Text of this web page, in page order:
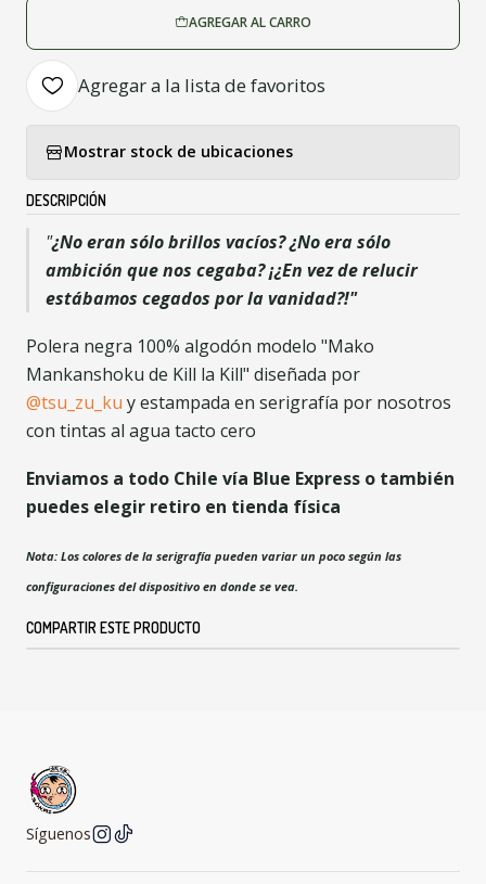
AGREGAR AL CARRO
Agregar a la lista de favoritos
Mostrar stock de ubicaciones
DESCRIPCIÓN
"¿No eran sólo brillos vacíos? ¿No era sólo
ambición que nos cegaba? ¡¿En vez de relucir
estábamos cegados por la vanidad?!"
Polera negra 100% algodón modelo "Mako
Mankanshoku de Kill la Kill" diseñada por
@tsu_zu_ku y estampada en serigrafía por nosotros
con tintas al agua tacto cero
Enviamos a todo Chile vía Blue Express o también
puedes elegir retiro en tienda física
Nota: Los colores de la serigrafía pueden variar un poco según las
configuraciones del dispositivo en donde se vea.
COMPARTIR ESTE PRODUCTO
Síguenos